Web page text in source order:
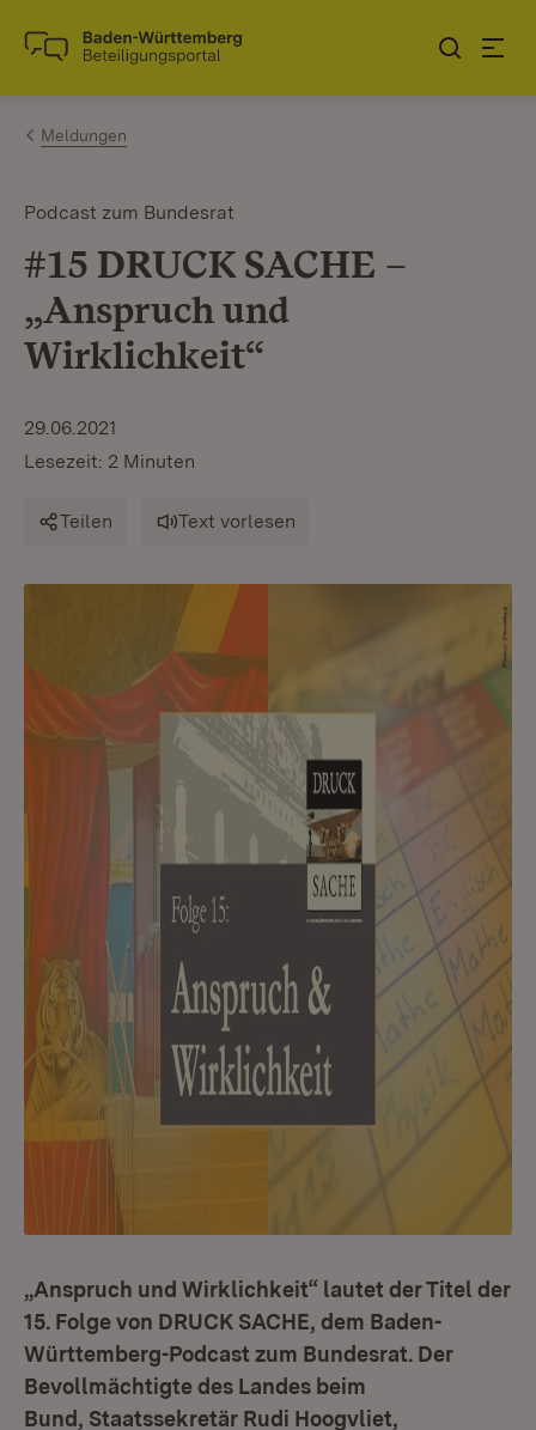
Zum Inhalt springen
Link zur Startseite
Meldungen
Podcast zum Bundesrat
#15 DRUCK SACHE –
„Anspruch und
Wirklichkeit“
29.06.2021
Lesezeit: 2 Minuten
Teilen Text vorlesen
„Anspruch und Wirklichkeit“ lautet der Titel der
15. Folge von DRUCK SACHE, dem Baden-
Württemberg-Podcast zum Bundesrat. Der
Bevollmächtigte des Landes beim
Bund, Staatssekretär Rudi Hoogvliet,